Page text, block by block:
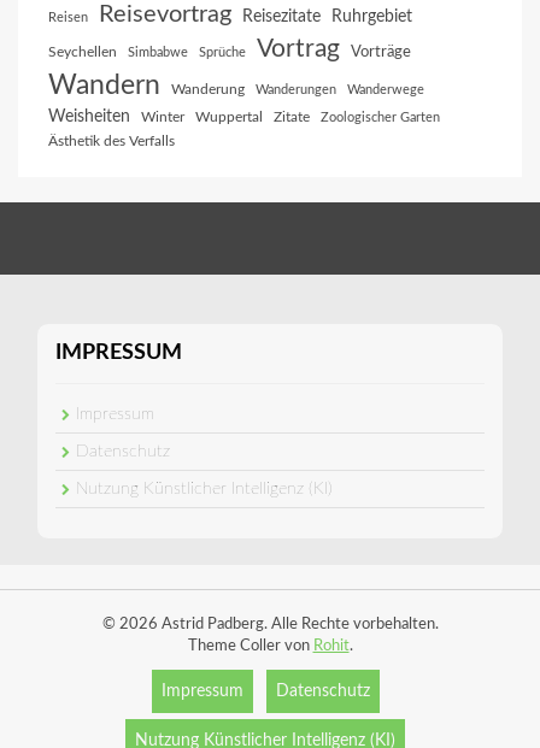
Reisen Reisevortrag Reisezitate Ruhrgebiet
Seychellen Simbabwe Sprüche Vortrag Vorträge
Wandern Wanderung Wanderungen Wanderwege
Weisheiten Winter Wuppertal Zitate Zoologischer Garten
Ästhetik des Verfalls
IMPRESSUM
Impressum
Datenschutz
Nutzung Künstlicher Intelligenz (KI)
© 2026 Astrid Padberg. Alle Rechte vorbehalten.
Theme Coller von Rohit.
Impressum Datenschutz
Nutzung Künstlicher Intelligenz (KI)